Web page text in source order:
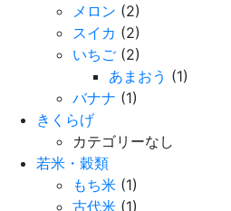
メロン (2)
スイカ (2)
いちご (2)
あまおう (1)
バナナ (1)
きくらげ
カテゴリーなし
若米・穀類
もち米 (1)
古代米 (1)